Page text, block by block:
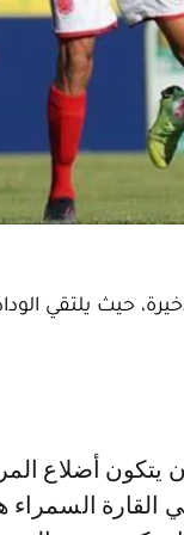
حيث يلتقي
القارة